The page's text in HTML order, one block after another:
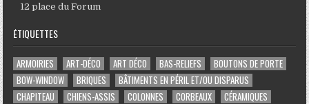
12 place du Forum
ÉTIQUETTES
ARMOIRIES ART-DÉCO ART DÉCO BAS-RELIEFS
BOUTONS DE PORTE
BOW-WINDOW
BRIQUES
BÂTIMENTS EN PÉRIL ET/OU DISPARUS
CHAPITEAU
CHIENS-ASSIS COLONNES CORBEAUX
CÉRAMIQUES